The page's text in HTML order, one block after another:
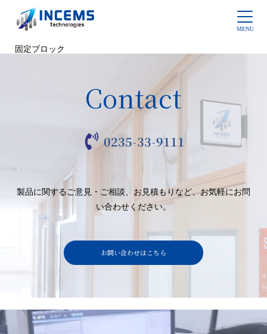
固定ブロック
Contact
0235-33-9111
製品に関するご意見・ご相談、お見積もりなど、お気軽にお問
い合わせください。
お問い合わせはこちら